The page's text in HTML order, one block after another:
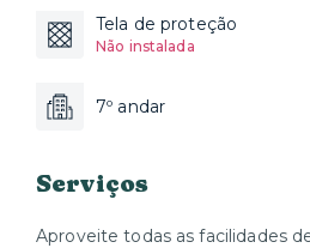
Tela de proteção
Não instalada
7º andar
Serviços
Aproveite todas as facilidades